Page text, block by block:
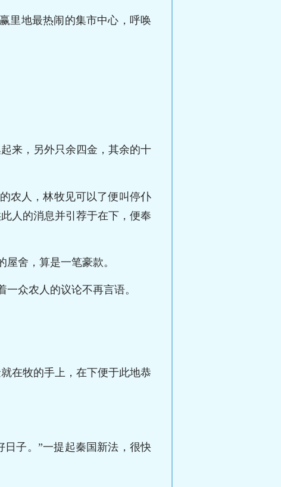
里地最热闹的集市中心，呼唤
来，另外只余四金，其余的十
农人，林牧见可以了便叫停仆
人的消息并引荐于在下，便奉
舍，算是一笔豪款。
众农人的议论不再言语。
在牧的手上，在下便于此地恭
子。”一提起秦国新法，很快